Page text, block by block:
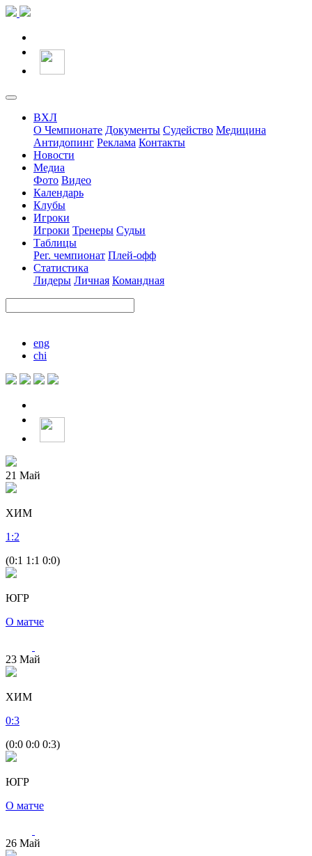
ВХЛ
О Чемпионате Документы Судейство Медицина
Антидопинг Реклама Контакты
Новости
Медиа
Фото Видео
Календарь
Клубы
Игроки
Игроки Тренеры Судьи
Таблицы
Рег. чемпионат Плей-офф
Статистика
Лидеры Личная Командная
eng
chi
21 Май
ХИМ
1 :2
(0:1 1:1 0:0)
ЮГР
О матче
23 Май
ХИМ
0:3
(0:0 0:0 0:3)
ЮГР
О матче
26 Май